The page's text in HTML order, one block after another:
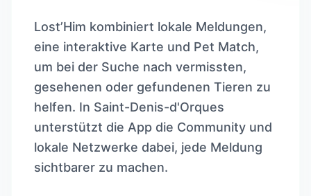
Lost’Him kombiniert lokale Meldungen,
eine interaktive Karte und Pet Match,
um bei der Suche nach vermissten,
gesehenen oder gefundenen Tieren zu
helfen. In Saint-Denis-d'Orques
unterstützt die App die Community und
lokale Netzwerke dabei, jede Meldung
sichtbarer zu machen.